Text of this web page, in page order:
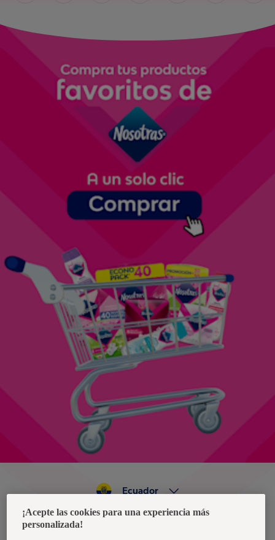
Política de privacidad de datos
Ecuador
¡Acepte las cookies para una experiencia más
personalizada!